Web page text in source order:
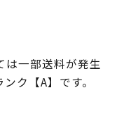
一部送料が発生
ク【A】です。